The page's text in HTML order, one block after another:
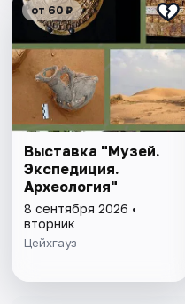
от 60 ₽
Выставка "Музей.
Экспедиция.
Археология"
8 сентября 2026 •
вторник
Цейхгауз